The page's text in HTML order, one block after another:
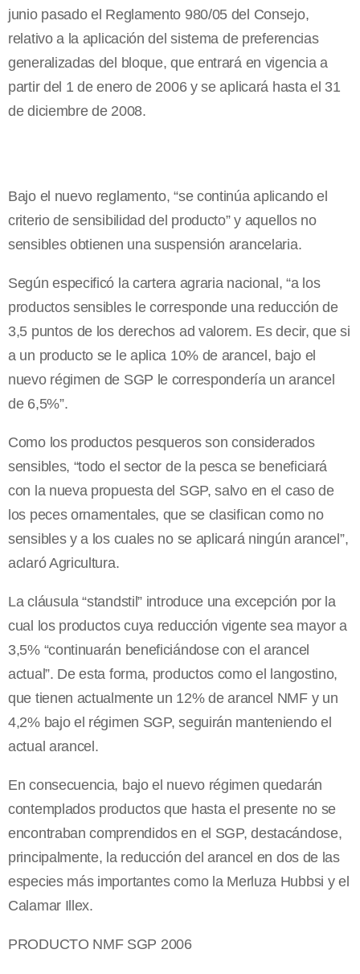
junio pasado el Reglamento 980/05 del Consejo,
relativo a la aplicación del sistema de preferencias
generalizadas del bloque, que entrará en vigencia a
partir del 1 de enero de 2006 y se aplicará hasta el 31
de diciembre de 2008.
Bajo el nuevo reglamento, “se continúa aplicando el
criterio de sensibilidad del producto” y aquellos no
sensibles obtienen una suspensión arancelaria.
Según especificó la cartera agraria nacional, “a los
productos sensibles le corresponde una reducción de
3,5 puntos de los derechos ad valorem. Es decir, que si
a un producto se le aplica 10% de arancel, bajo el
nuevo régimen de SGP le correspondería un arancel
de 6,5%”.
Como los productos pesqueros son considerados
sensibles, “todo el sector de la pesca se beneficiará
con la nueva propuesta del SGP, salvo en el caso de
los peces ornamentales, que se clasifican como no
sensibles y a los cuales no se aplicará ningún arancel”,
aclaró Agricultura.
La cláusula “standstil” introduce una excepción por la
cual los productos cuya reducción vigente sea mayor a
3,5% “continuarán beneficiándose con el arancel
actual”. De esta forma, productos como el langostino,
que tienen actualmente un 12% de arancel NMF y un
4,2% bajo el régimen SGP, seguirán manteniendo el
actual arancel.
En consecuencia, bajo el nuevo régimen quedarán
contemplados productos que hasta el presente no se
encontraban comprendidos en el SGP, destacándose,
principalmente, la reducción del arancel en dos de las
especies más importantes como la Merluza Hubbsi y el
Calamar Illex.
PRODUCTO NMF SGP 2006